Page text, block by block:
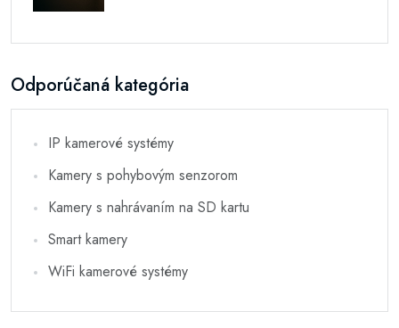
Odporúčaná kategória
IP kamerové systémy
Kamery s pohybovým senzorom
Kamery s nahrávaním na SD kartu
Smart kamery
WiFi kamerové systémy